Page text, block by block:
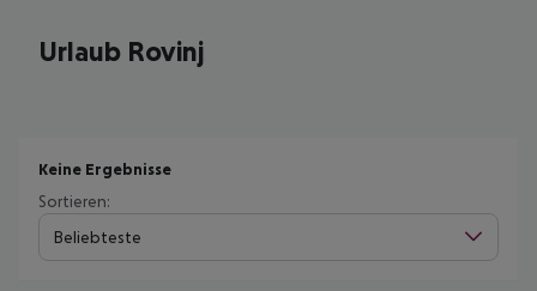
Urlaub Rovinj
Keine Ergebnisse
Sortieren:
Beliebteste